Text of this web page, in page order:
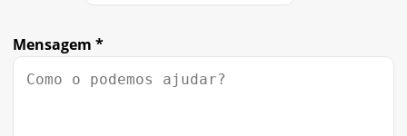
Mensagem*